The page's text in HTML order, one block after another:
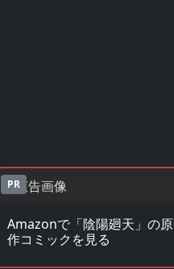
PR
Amazonで「陰陽廻天」の原
作コミックを見る